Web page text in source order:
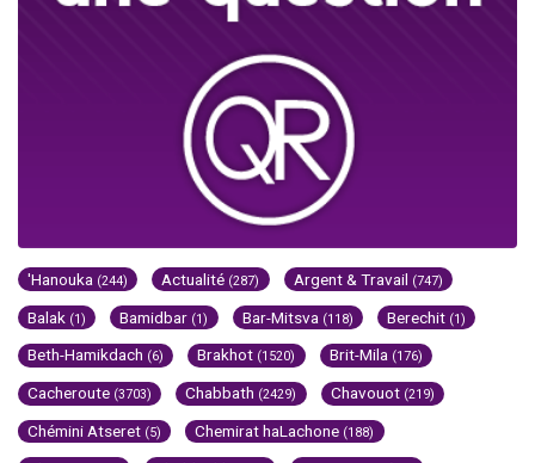
'Hanouka (244) Actualité (287) Argent & Travail (747)
Balak (1) Bamidbar (1) Bar-Mitsva (118) Berechit (1)
Beth-Hamikdach (6) Brakhot (1520) Brit-Mila (176)
Cacheroute (3703) Chabbath (2429) Chavouot (219)
Chémini Atseret (5) Chemirat haLachone (188)